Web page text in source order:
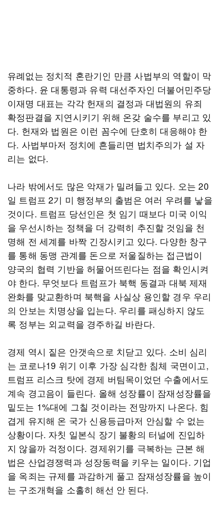
유례없는 정치적 혼란기인 만큼 사법부의 역할이 막
중하다. 윤 대통령과 유력 대선주자인 더불어민주당
이재명 대표는 각각 헌재의 결정과 대법원의 유죄
확정판결을 지연시키기 위해 온갖 술수를 부리고 있
다. 헌재와 법원은 이런 꼼수에 단호히 대응해야 한
다. 사법부마저 정치에 흔들리면 법치주의가 설 자
리는 없다.
나라 밖에서도 많은 악재가 밀려들고 있다. 오는 20
일 트럼프 2기 미 행정부의 출범은 여러 우려를 낳을
것이다. 트럼프 당선인은 첫 임기 때보다 미국 이익
을 우선시하는 정책을 더 강력히 추진할 것임을 천
명해 전 세계를 바짝 긴장시키고 있다. 다양한 창구
를 통해 동맹 관계를 돈으로 저울질하는 접근법이
양국의 협력 기반을 허물어뜨린다는 점을 확인시켜
야 한다. 무엇보다 트럼프가 북핵 동결과 대북 제재
완화를 맞교환하며 북핵을 사실상 용인할 경우 우리
의 안보는 치명상을 입는다. 우리를 패싱하지 않도
록 정부는 외교력을 경주하길 바란다.
경제 역시 짙은 안갯속으로 치닫고 있다. 소비 심리
는 코로나19 위기 이후 가장 심각한 침체 국면이고,
트럼프 리스크 탓에 경제 버팀목이었던 수출에서도
계속 경고음이 들린다. 올해 성장률이 잠재성장률을
밑도는 1%대에 그칠 것이라는 전망까지 나온다. 힘
겹게 유지해 온 국가 신용등급마저 안심할 수 없는
상황이다. 자칫 일본식 장기 불황의 터널에 진입하
지 않을까 걱정이다. 경제위기를 극복하는 근본 해
법은 산업경쟁력과 성장동력을 키우는 일이다. 기업
을 옥죄는 규제를 과감하게 풀고 잠재성장률을 높이
는 구조개혁을 소홀히 해선 안 된다.